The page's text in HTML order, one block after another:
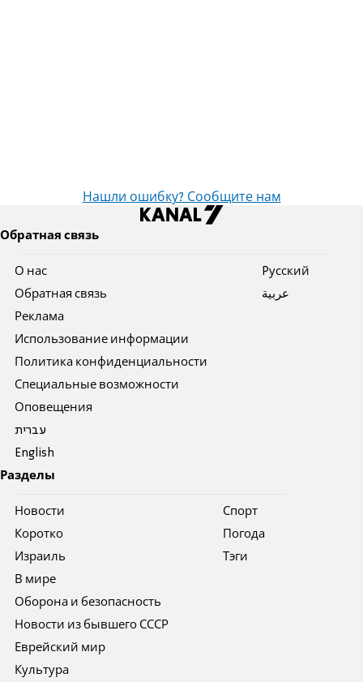
Нашли ошибку? Сообщите нам
Обратная связь
О нас
Обратная связь
Реклама
Использование информации
Политика конфиденциальности
Специальные возможности
Оповещения
עברית
English
Pусский
عربية
Разделы
Новости
Коротко
Израиль
В мире
Оборона и безопасность
Новости из бывшего СССР
Еврейский мир
Культура
Спорт
Погода
Тэги